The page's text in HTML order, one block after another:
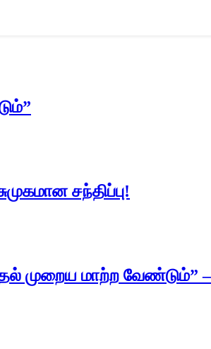
சந்திப்பு!
முறைய மாற்ற வேண்டும்”